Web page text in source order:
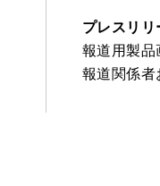
プレスリリ
報道用製品
報道関係者